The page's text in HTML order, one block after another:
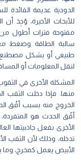
الدودية عديمة الفائدة
للأبحاث الأخيرة، وُجِدَ
مفتوحة فترات أطول من
سالبة الطاقة وضغط
طبيعي أو بشكل مصطنع
لنقل المعلومات أو
المشكلة الأخرى في
منها. فإذا دخلت
الخروج منه بسبب أفُق
أفُق الحدث هو
الأخرى بفعل جاذبيتها
تدخله، وذلك لأن الثقب
الأبيض يعمل كمخرج، وما